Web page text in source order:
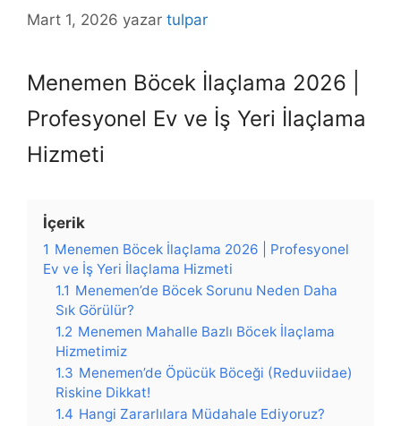
Mart 1, 2026 yazar tulpar
Menemen Böcek İlaçlama 2026 |
Profesyonel Ev ve İş Yeri İlaçlama
Hizmeti
İçerik
1 Menemen Böcek İlaçlama 2026 | Profesyonel
Ev ve İş Yeri İlaçlama Hizmeti
1.1 Menemen’de Böcek Sorunu Neden Daha
Sık Görülür?
1.2 Menemen Mahalle Bazlı Böcek İlaçlama
Hizmetimiz
1.3 Menemen’de Öpücük Böceği (Reduviidae)
Riskine Dikkat!
1.4 Hangi Zararlılara Müdahale Ediyoruz?